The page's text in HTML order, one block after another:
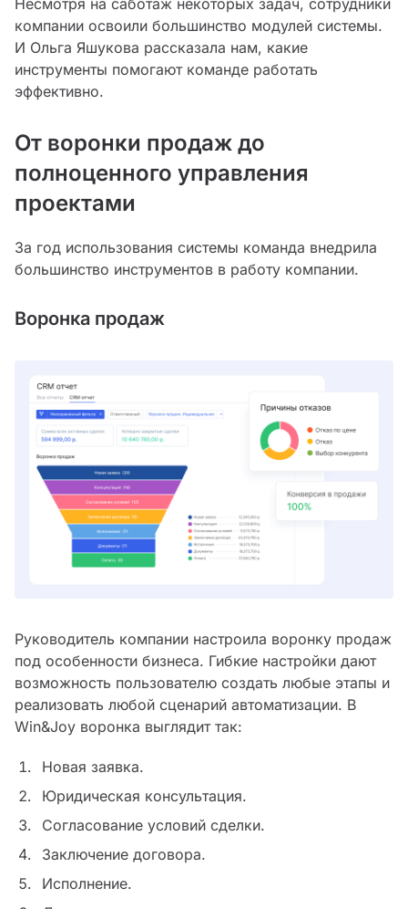
Несмотря на саботаж некоторых задач, сотрудники
компании освоили большинство модулей системы.
И Ольга Яшукова рассказала нам, какие
инструменты помогают команде работать
эффективно.
От воронки продаж до
полноценного управления
проектами
За год использования системы команда внедрила
большинство инструментов в работу компании.
Воронка продаж
Руководитель компании настроила воронку продаж
под особенности бизнеса. Гибкие настройки дают
возможность пользователю создать любые этапы и
реализовать любой сценарий автоматизации. В
Win&Joy воронка выглядит так:
Новая заявка.
Юридическая консультация.
Согласование условий сделки.
Заключение договора.
Исполнение.